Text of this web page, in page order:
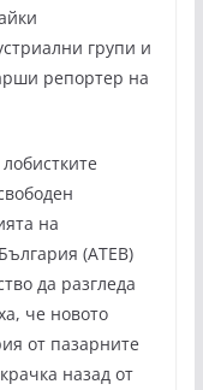
групи и
репортер на
на
(АТЕB)
да разгледа
че новото
от пазарните
назад от